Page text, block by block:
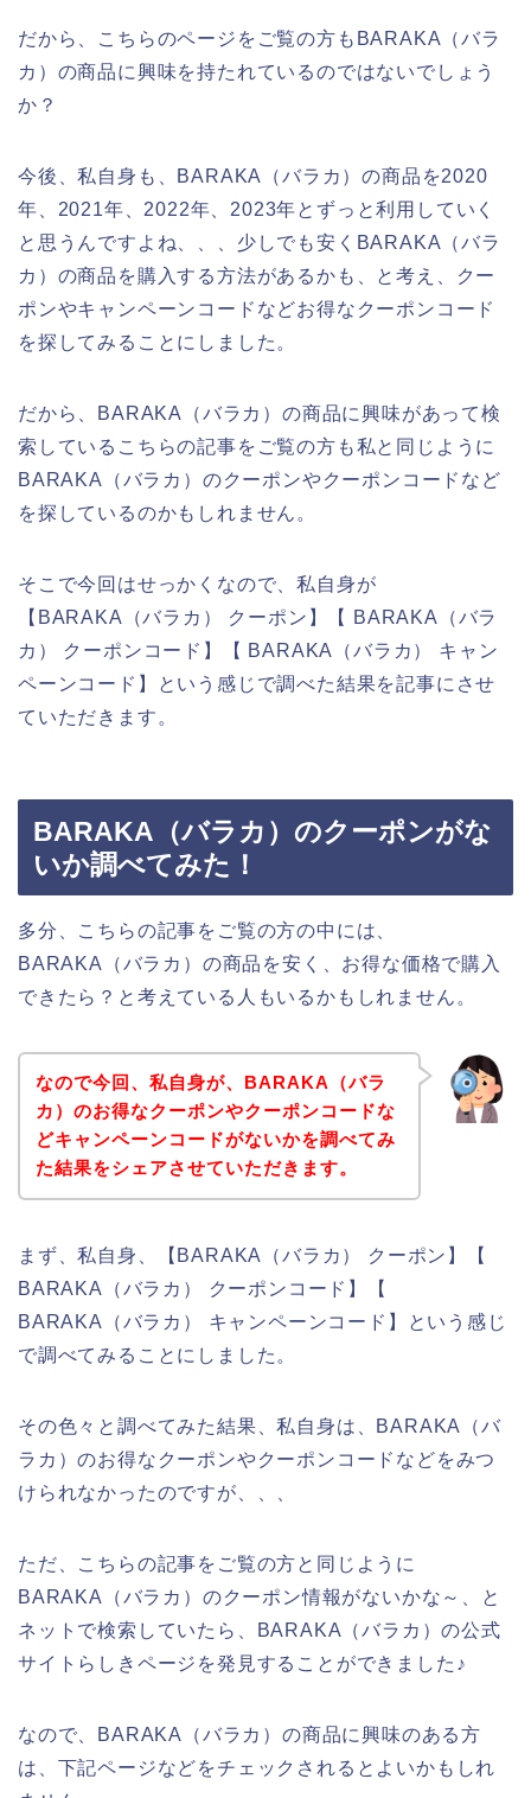
だから、こちらのページをご覧の方もBARAKA（バラ
カ）の商品に興味を持たれているのではないでしょう
か？
今後、私自身も、BARAKA（バラカ）の商品を2020
年、2021年、2022年、2023年とずっと利用していく
と思うんですよね、、、少しでも安くBARAKA（バラ
カ）の商品を購入する方法があるかも、と考え、クー
ポンやキャンペーンコードなどお得なクーポンコード
を探してみることにしました。
だから、BARAKA（バラカ）の商品に興味があって検
索しているこちらの記事をご覧の方も私と同じように
BARAKA（バラカ）のクーポンやクーポンコードなど
を探しているのかもしれません。
そこで今回はせっかくなので、私自身が
【BARAKA（バラカ） クーポン】【 BARAKA（バラ
カ） クーポンコード】【 BARAKA（バラカ） キャン
ペーンコード】という感じで調べた結果を記事にさせ
ていただきます。
BARAKA（バラカ）のクーポンがな
いか調べてみた！
多分、こちらの記事をご覧の方の中には、
BARAKA（バラカ）の商品を安く、お得な価格で購入
できたら？と考えている人もいるかもしれません。
なので今回、私自身が、BARAKA（バラ
カ）のお得なクーポンやクーポンコードな
どキャンペーンコードがないかを調べてみ
た結果をシェアさせていただきます。
まず、私自身、【BARAKA（バラカ） クーポン】【
BARAKA（バラカ） クーポンコード】【
BARAKA（バラカ） キャンペーンコード】という感じ
で調べてみることにしました。
その色々と調べてみた結果、私自身は、BARAKA（バ
ラカ）のお得なクーポンやクーポンコードなどをみつ
けられなかったのですが、、、
ただ、こちらの記事をご覧の方と同じように
BARAKA（バラカ）のクーポン情報がないかな～、と
ネットで検索していたら、BARAKA（バラカ）の公式
サイトらしきページを発見することができました♪
なので、BARAKA（バラカ）の商品に興味のある方
は、下記ページなどをチェックされるとよいかもしれ